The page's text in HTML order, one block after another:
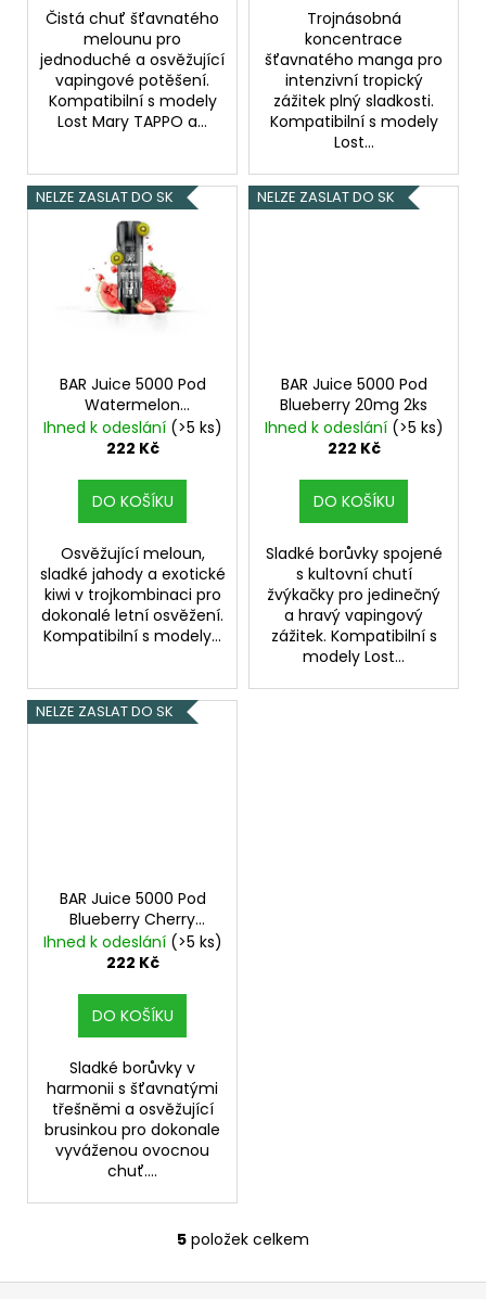
Čistá chuť šťavnatého
melounu pro
jednoduché a osvěžující
vapingové potěšení.
Kompatibilní s modely
Lost Mary TAPPO a...
Trojnásobná
koncentrace
šťavnatého manga pro
intenzivní tropický
zážitek plný sladkosti.
Kompatibilní s modely
Lost...
NELZE ZASLAT DO SK
BAR Juice 5000 Pod
Watermelon
Strawberry Kiwi 20mg
Vodní meloun,
Ihned k odeslání (>5 ks)
222 Kč
DO KOŠÍKU
Osvěžující meloun,
sladké jahody a exotické
kiwi v trojkombinaci pro
dokonalé letní osvěžení.
Kompatibilní s modely...
NELZE ZASLAT DO SK
BAR Juice 5000 Pod
Blueberry 20mg 2ks
Ihned k odeslání (>5 ks)
222 Kč
DO KOŠÍKU
Sladké borůvky spojené
s kultovní chutí
žvýkačky pro jedinečný
a hravý vapingový
zážitek. Kompatibilní s
modely Lost...
NELZE ZASLAT DO SK
BAR Juice 5000 Pod
Blueberry Cherry
Cranberry 20mg 2ks
Borůvka, Třešeň,
Ihned k odeslání (>5 ks)
222 Kč
DO KOŠÍKU
Sladké borůvky v
harmonii s šťavnatými
třešněmi a osvěžující
brusinkou pro dokonale
vyváženou ovocnou
chuť....
O
v
5 položek celkem